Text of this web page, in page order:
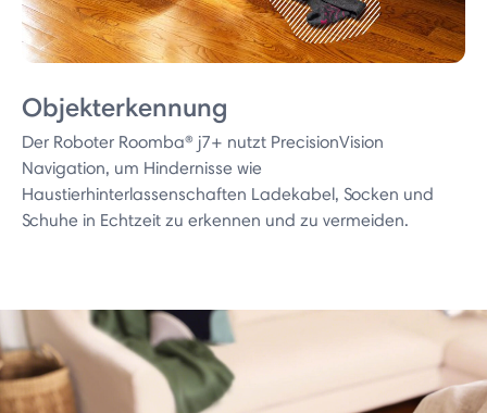
Objekterkennung
Der Roboter Roomba® j7+ nutzt PrecisionVision
Navigation, um Hindernisse wie
Haustierhinterlassenschaften Ladekabel, Socken und
Schuhe in Echtzeit zu erkennen und zu vermeiden.